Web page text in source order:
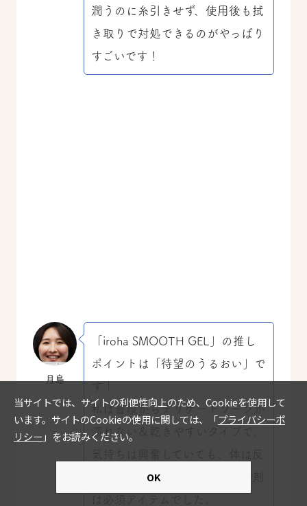
潤うのに糸引きせず、使用後も拭
き取りで対処できるのがやっぱり
すごいです！
月島
「iroha SMOOTH GEL」の推し
ポイントは「待望のうるおい」で
私は普段からデリケートゾーンが
濡れない＆乾きやすいタイプで、
応していないことも多く、潤滑剤